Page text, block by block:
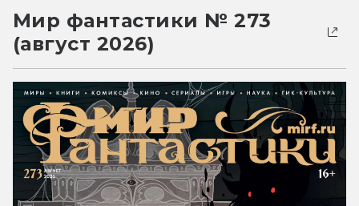
Мир фантастики № 273
(август 2026)